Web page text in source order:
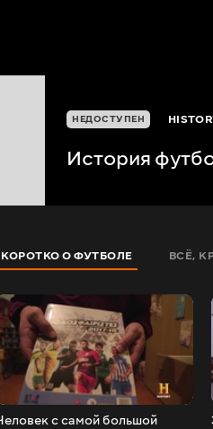
НЕДОСТУПЕН
История
КОРОТКО О ФУТБОЛЕ ВСЁ,
с самой большой